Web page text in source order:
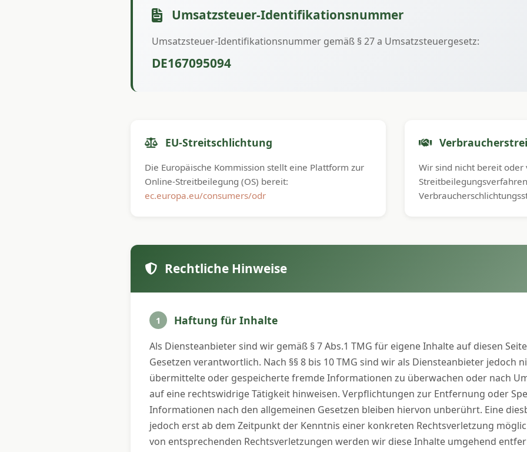
Umsatzsteuer-Identifikationsnummer
Umsatzsteuer-Identifikationsnummer gemäß § 27 a Umsatzsteuergesetz:
DE167095094
EU-Streitschlichtung
Die Europäische Kommission stellt eine Plattform zur
Online-Streitbeilegung (OS) bereit:
ec.europa.eu/consumers/odr
Wir sind nicht bereit
Rechtliche Hinweise
1 Haftung für Inhalte
Als Diensteanbieter sind wir gemäß § 7 Abs.1 TMG für eigene Inhalte auf diesen
Gesetzen verantwortlich. Nach §§ 8 bis 10 TMG sind wir als Diensteanbieter jedoch
übermittelte oder gespeicherte fremde Informationen zu überwachen oder nach
auf eine rechtswidrige Tätigkeit hinweisen. Verpflichtungen zur Entfernung oder
Informationen nach den allgemeinen Gesetzen bleiben hiervon unberührt. Eine
jedoch erst ab dem Zeitpunkt der Kenntnis einer konkreten Rechtsverletzung
von entsprechenden Rechtsverletzungen werden wir diese Inhalte umgehend